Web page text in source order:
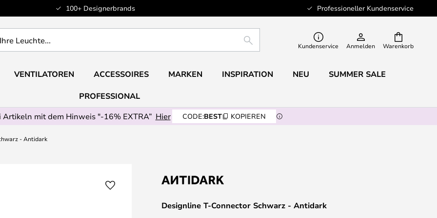
100+ Designerbrands Professioneller Kundenservice
Warenkorb
SUCHE Kundenservice Anmelden
VENTILATOREN ACCESSOIRES MARKEN INSPIRATION NEU SUMMER SALE
PROFESSIONAL
mit dem Hinweis "-16% EXTRA” Hier CODE:BEST KOPIEREN
- Antidark
Designline T-Connector Schwarz - Antidark